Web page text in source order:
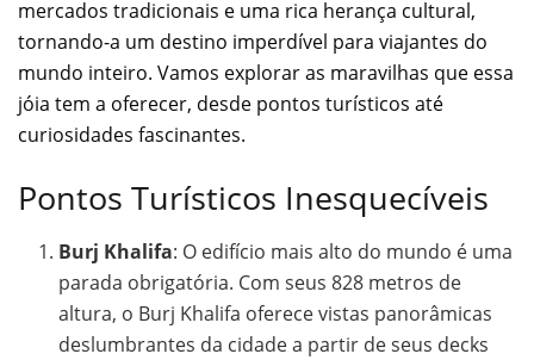
mercados tradicionais e uma rica herança cultural,
tornando-a um destino imperdível para viajantes do
mundo inteiro. Vamos explorar as maravilhas que essa
jóia tem a oferecer, desde pontos turísticos até
curiosidades fascinantes.
Pontos Turísticos Inesquecíveis
Burj Khalifa: O edifício mais alto do mundo é uma
parada obrigatória. Com seus 828 metros de
altura, o Burj Khalifa oferece vistas panorâmicas
deslumbrantes da cidade a partir de seus decks